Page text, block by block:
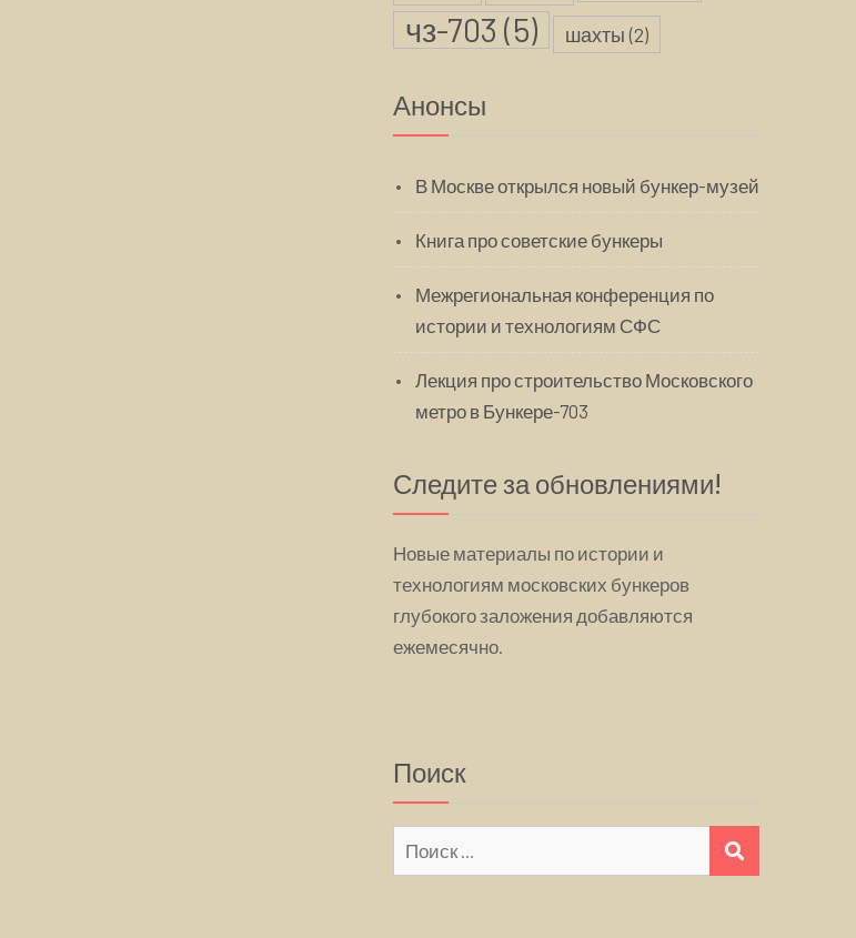
чз-703 (5) шахты(2)
Анонсы
В Москве открылся новый бункер-музей
Книга про советские бункеры
Межрегиональная конференция по
истории и технологиям СФС
Лекция про строительство Московского
метро в Бункере-703
Следите за обновлениями!
Новые материалы по истории и
технологиям московских бункеров
глубокого заложения добавляются
ежемесячно.
Поиск
Искать: